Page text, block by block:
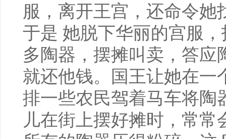
服，离开王宫，还命令她
于是 她脱下华丽的宫服
多陶器，摆摊叫卖，答应
就还他钱。国王让她在一
排一些农民驾着马车将陶
儿在街上摆好摊时，常